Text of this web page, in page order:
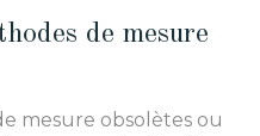
de mesure
mesure obsolètes ou